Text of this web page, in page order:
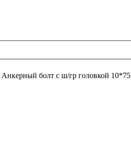
Анкерный болт с ш/гр головкой 10*75